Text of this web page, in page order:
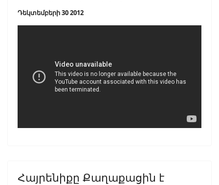
Դեկտեմբերի 30 2012
Հայրենիքը Քաղաքացին է